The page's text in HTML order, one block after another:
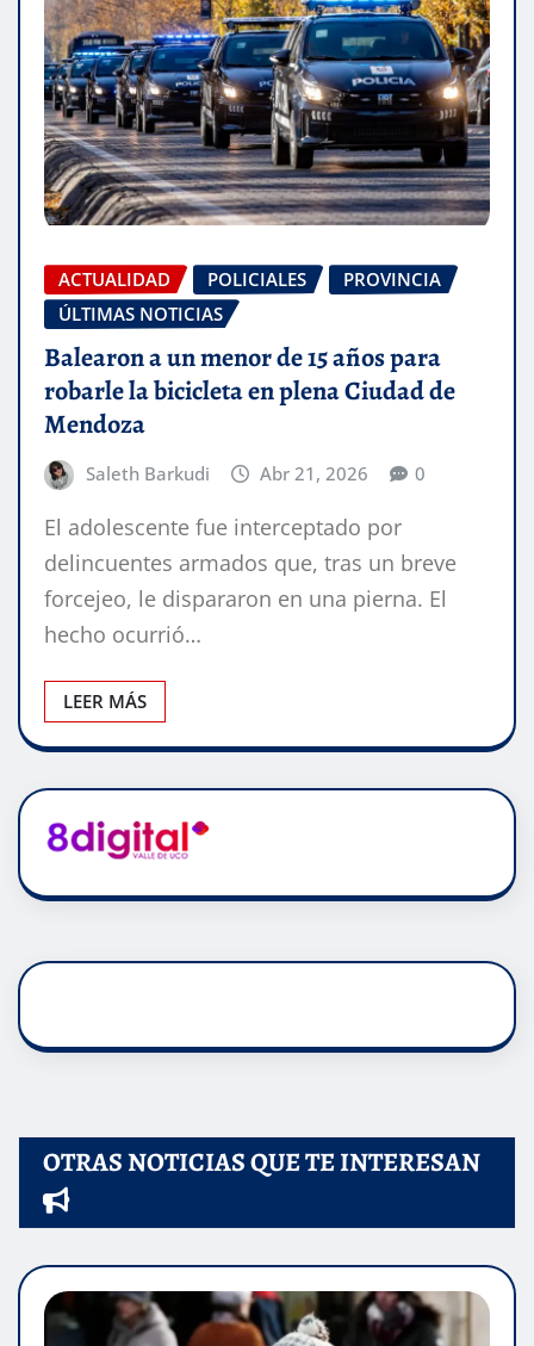
ACTUALIDAD POLICIALES
PROVINCIA
ÚLTIMAS NOTICIAS
Balearon a un menor de 15 años para
robarle la bicicleta en plena Ciudad de
Mendoza
Saleth Barkudi Abr 21, 2026 0
El adolescente fue interceptado por
delincuentes armados que, tras un breve
forcejeo, le dispararon en una pierna. El
hecho ocurrió…
LEER MÁS
OTRAS NOTICIAS QUE TE INTERESAN